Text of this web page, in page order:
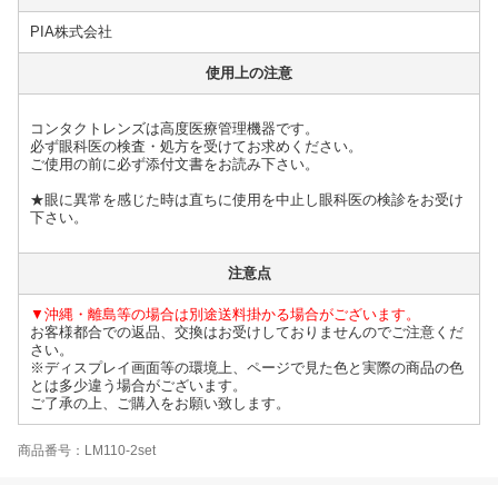
PIA株式会社
使用上の注意
コンタクトレンズは高度医療管理機器です。
必ず眼科医の検査・処方を受けてお求めください。
ご使用の前に必ず添付文書をお読み下さい。
★眼に異常を感じた時は直ちに使用を中止し眼科医の検診をお受け
下さい。
注意点
▼沖縄・離島等の場合は別途送料掛かる場合がございます。
お客様都合での返品、交換はお受けしておりませんのでご注意くだ
さい。
※ディスプレイ画面等の環境上、ページで見た色と実際の商品の色
とは多少違う場合がございます。
ご了承の上、ご購入をお願い致します。
商品番号：LM110-2set